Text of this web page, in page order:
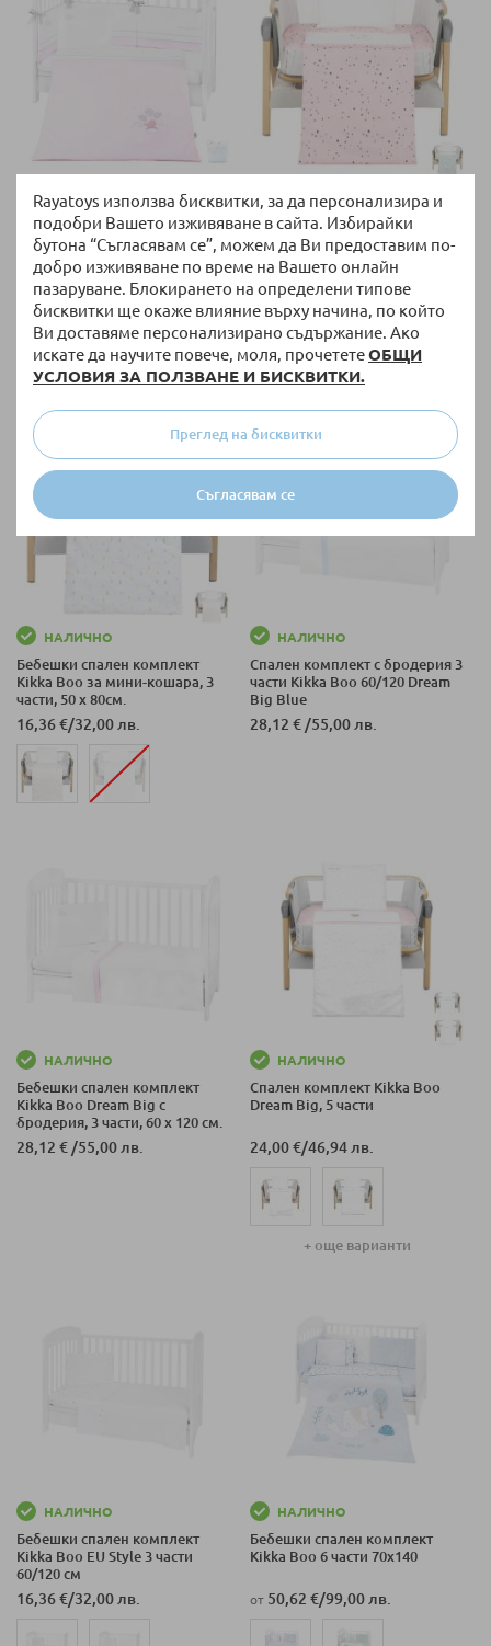
Rayatoys използва бисквитки, за да персонализира и
подобри Вашето изживяване в сайта. Избирайки
бутона “Съгласявам се”, можем да Ви предоставим по-
добро изживяване по време на Вашето онлайн
пазаруване. Блокирането на определени типове
бисквитки ще окаже влияние върху начина, по който
Ви доставяме персонализирано съдържание. Ако
искате да научите повече, моля, прочететеОБЩИ
УСЛОВИЯ ЗА ПОЛЗВАНЕ И БИСКВИТКИ.
Съгласявам се
Преглед на бисквитки
Бебешки спален комплект
Kikka Boo Dream Big с
бродерия и обиколник, 6
части, 60 х 120 см.
96,63 € /188,99 лв.
Бебешки спален комплект
Kikka Boo Bear with me 3 части,
50 х 80 см.
от 16,50 €/32,27 лв.
+ още варианти
НАЛИЧНО
Бебешки спален комплект
Kikka Boo за мини-кошара, 3
части, 50 х 80см.
16,36 €/32,00 лв.
НАЛИЧНО
Спален комплект с бродерия 3
части Kikka Boo 60/120 Dream
Big Blue
28,12 € /55,00 лв.
НАЛИЧНО
Бебешки спален комплект
Kikka Boo Dream Big с
бродерия, 3 части, 60 х 120 см.
28,12 €/55,00 лв.
НАЛИЧНО
Спален комплект Kikka Boo
Dream Big, 5 части
24,00 €/46,94 лв.
+ още варианти
НАЛИЧНО
Бебешки спален комплект
Kikka Boo EU Style 3 части
60/120 см
16,36 €/32,00 лв.
НАЛИЧНО
Бебешки спален комплект
Kikka Boo 6 части 70x140
от 50,62 €/99,00 лв.